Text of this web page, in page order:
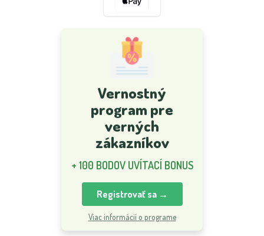
Vernostný
program pre
verných
zákazníkov
+ 100 BODOV UVÍTACÍ BONUS
Registrovať sa →
Viac informácií o programe